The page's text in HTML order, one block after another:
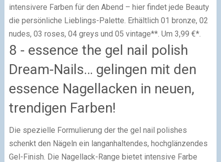
intensivere Farben für den Abend – hier findet jede Beauty
die persönliche Lieblings-Palette. Erhältlich 01 bronze, 02
nudes, 03 roses, 04 greys und 05 vintage**. Um 3,99 €*.
8 - essence the gel nail polish
Dream-Nails… gelingen mit den
essence Nagellacken in neuen,
trendigen Farben!
Die spezielle Formulierung der the gel nail polishes
schenkt den Nägeln ein langanhaltendes, hochglänzendes
Gel-Finish. Die Nagellack-Range bietet intensive Farbe